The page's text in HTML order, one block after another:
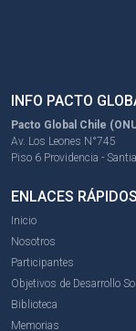
INFO PACTO
Pacto Global Chile
Av. Los Leones N°745
Piso 6 Providencia -
ENLACES RÁPIDOS
Inicio
Nosotros
Participantes
Objetivos de Desarrollo
Biblioteca
Memorias